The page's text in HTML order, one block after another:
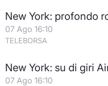
New York: profondo
07 Ago 16:10
TELEBORSA
New York: su di giri
07 Ago 16:10